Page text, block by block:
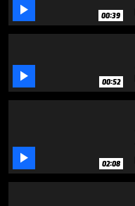
seconds
 00:39
 00:52
 02:08